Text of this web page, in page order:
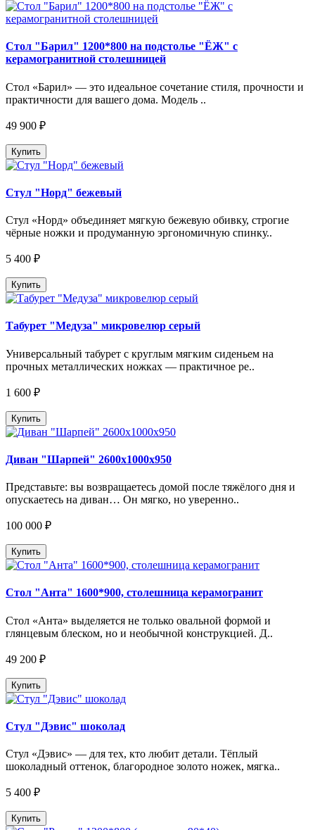
Стол "Барил" 1200*800 на подстолье "ЁЖ" с
керамогранитной столешницей
Стол «Барил» — это идеальное сочетание стиля, прочности и
практичности для вашего дома. Модель ..
49 900 ₽
Купить
Стул "Норд" бежевый
Стул «Норд» объединяет мягкую бежевую обивку, строгие
чёрные ножки и продуманную эргономичную спинку..
5 400 ₽
Купить
Табурет "Медуза" микровелюр серый
Универсальный табурет с круглым мягким сиденьем на
прочных металлических ножках — практичное ре..
1 600 ₽
Купить
Диван "Шарпей" 2600х1000х950
Представьте: вы возвращаетесь домой после тяжёлого дня и
опускаетесь на диван… Он мягко, но уверенно..
100 000 ₽
Купить
Стол "Анта" 1600*900, столешница керамогранит
Стол «Анта» выделяется не только овальной формой и
глянцевым блеском, но и необычной конструкцией. Д..
49 200 ₽
Купить
Стул "Дэвис" шоколад
Стул «Дэвис» — для тех, кто любит детали. Тёплый
шоколадный оттенок, благородное золото ножек, мягка..
5 400 ₽
Купить